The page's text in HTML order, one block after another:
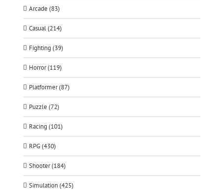
Arcade (83)
Casual (214)
Fighting (39)
Horror (119)
Platformer (87)
Puzzle (72)
Racing (101)
RPG (430)
Shooter (184)
Simulation (425)